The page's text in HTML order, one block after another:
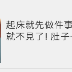
起床就先做件
就不見了! 肚子